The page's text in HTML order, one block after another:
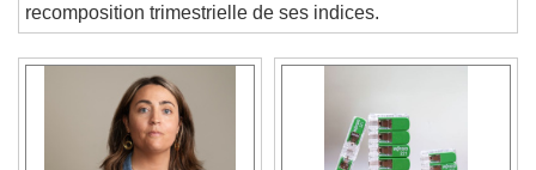
annoncée le 11 décembre 2025 à la faveur de la
recomposition trimestrielle de ses indices.